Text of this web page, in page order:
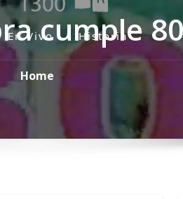
En Vivo Historia
cumple
Home